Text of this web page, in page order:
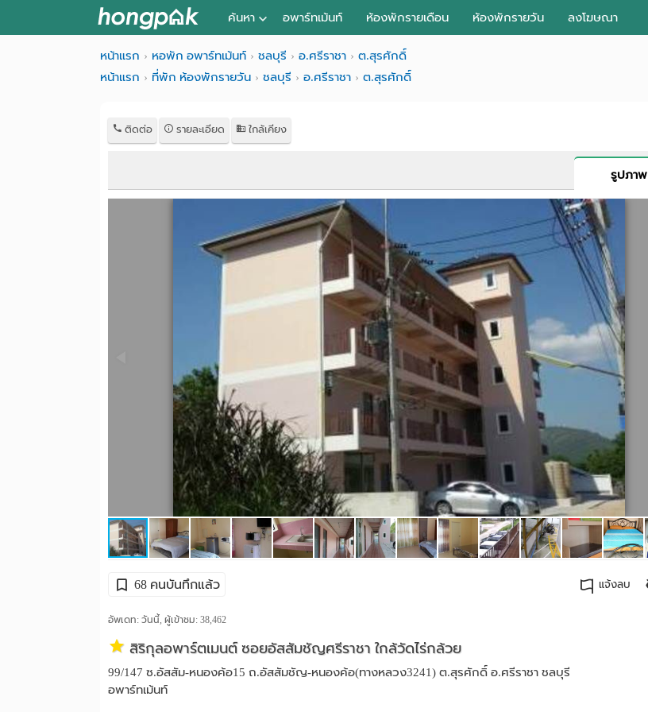
ค้นหา
หอพัก ใกล้ฉัน
ค้นจากสถานีรถไฟฟ้า
ค้นแบบละเอียด
อพาร์ทเม้นท์ ห้องพักรายเดือน ห้องพักรายวัน ลงโฆษณา
หน้าแรก หอพัก อพาร์ทเม้นท์ ชลบุรี อ.ศรีราชา
ต.สุรศักดิ์
หน้าแรก
ที่พัก ห้องพักรายวัน ชลบุรี อ.ศรีราชา ต.สุรศักดิ์
ติดต่อ รายละเอียด ใกล้เคียง
รูปภาพ
68 คนบันทึกแล้ว แจ้งลบ
อัพเดท: วันนี้, ผู้เข้าชม: 38,462
สิริกุลอพาร์ตเมนต์ ซอยอัสสัมชัญศรีราชา ใกล้วัดไร่กล้วย
99/147 ซ.อัสสัม-หนองค้อ15 ถ.อัสสัมชัญ-หนองค้อ(ทางหลวง3241) ต.สุรศักดิ์ อ.ศรีราชา ชลบุรี
อพาร์ทเม้นท์